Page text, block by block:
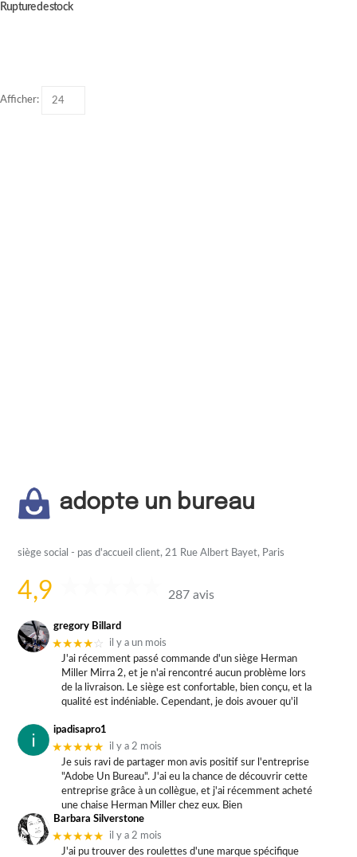
Rupture de stock
Afficher:
adopte un bureau
siège social - pas d'accueil client, 21 Rue Albert Bayet, Paris
4,9 287 avis
gregory Billard
★★★★☆
il y a un mois
J'ai récemment passé commande d'un siège Herman
Miller Mirra 2, et je n'ai rencontré aucun problème lors
de la livraison. Le siège est confortable, bien conçu, et la
qualité est indéniable. Cependant, je dois avouer qu'il
ipadisapro1
★★★★★
il y a 2 mois
Je suis ravi de partager mon avis positif sur l'entreprise
"Adobe Un Bureau". J'ai eu la chance de découvrir cette
entreprise grâce à un collègue, et j'ai récemment acheté
une chaise Herman Miller chez eux. Bien
Barbara Silverstone
★★★★★
il y a 2 mois
J'ai pu trouver des roulettes d'une marque spécifique